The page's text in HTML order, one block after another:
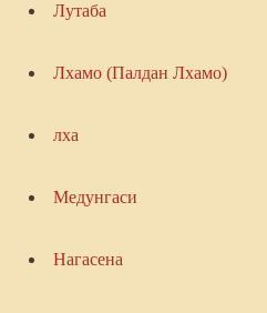
Лутаба
Лхамо (Палдан Лхамо)
лха
Медунгаси
Нагасена